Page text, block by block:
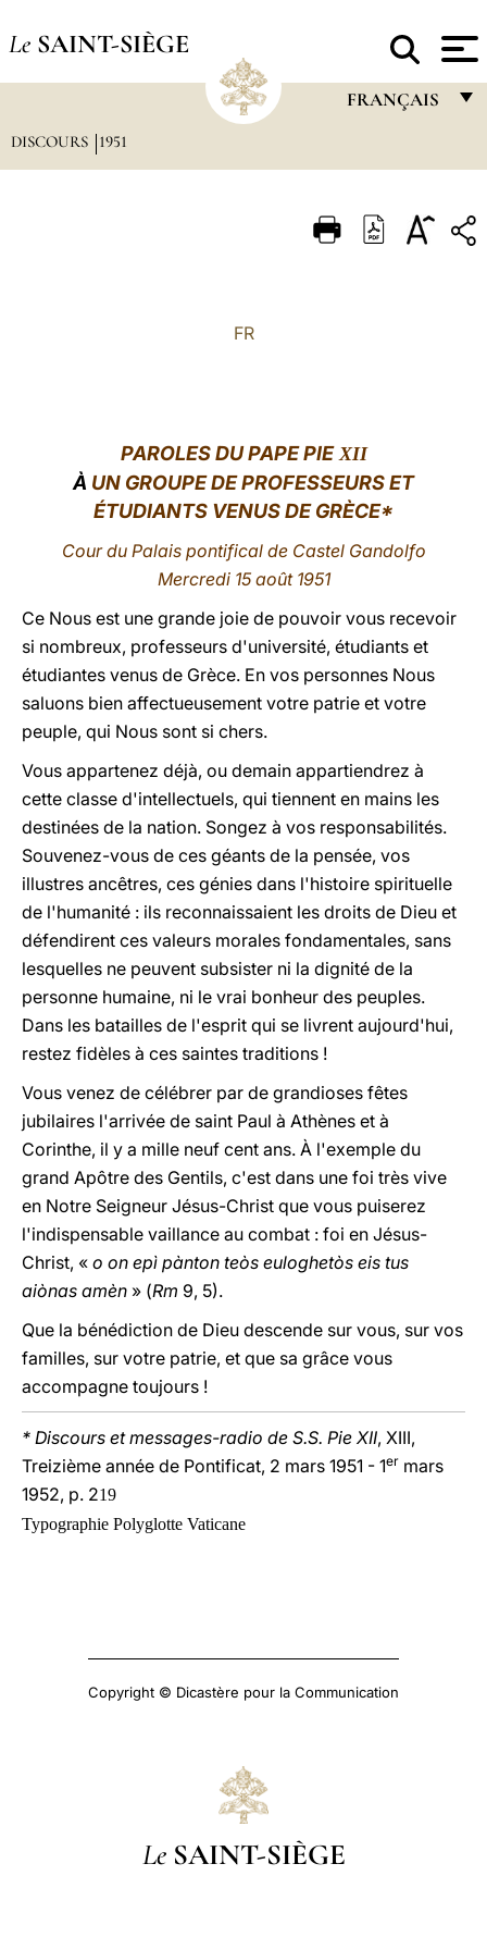
Le SAINT-SIÈGE
FRANÇAIS
ITALIANO
中文
LATINE
DISCOURS 1951
FR
PAROLES DU PAPE PIEXII
À UN GROUPE DE PROFESSEURS ET
ÉTUDIANTS VENUS DE GRÈCE*
Cour du Palais pontifical de Castel Gandolfo
Mercredi 15 août 1951
Ce Nous est une grande joie de pouvoir vous recevoir
si nombreux, professeurs d'université, étudiants et
étudiantes venus de Grèce. En vos personnes Nous
saluons bien affectueusement votre patrie et votre
peuple, qui Nous sont si chers.
Vous appartenez déjà, ou demain appartiendrez à
cette classe d'intellectuels, qui tiennent en mains les
destinées de la nation. Songez à vos responsabilités.
Souvenez-vous de ces géants de la pensée, vos
illustres ancêtres, ces génies dans l'histoire spirituelle
de l'humanité : ils reconnaissaient les droits de Dieu et
défendirent ces valeurs morales fondamentales, sans
lesquelles ne peuvent subsister ni la dignité de la
personne humaine, ni le vrai bonheur des peuples.
Dans les batailles de l'esprit qui se livrent aujourd'hui,
restez fidèles à ces saintes traditions !
Vous venez de célébrer par de grandioses fêtes
jubilaires l'arrivée de saint Paul à Athènes et à
Corinthe, il y a mille neuf cent ans. À l'exemple du
grand Apôtre des Gentils, c'est dans une foi très vive
en Notre Seigneur Jésus-Christ que vous puiserez
l'indispensable vaillance au combat : foi en Jésus-
Christ, « o on epì pànton teòs euloghetòs eis tus
aiònas amèn » (Rm 9, 5).
Que la bénédiction de Dieu descende sur vous, sur vos
familles, sur votre patrie, et que sa grâce vous
accompagne toujours !
* Discours et messages-radio de S.S. Pie XII, XIII,
Treizième année de Pontificat, 2 mars 1951 - 1er mars
1952, p. 219
Typographie Polyglotte Vaticane
Copyright © Dicastère pour la Communication
Le SAINT-SIÈGE